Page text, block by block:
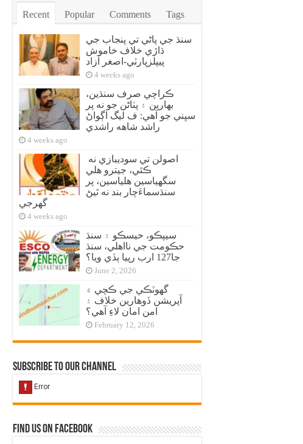
Recent Popular Comments Tags
سنڌ جي پاڻي تي پنجاب جي
ڌاڙي خلاف خاموش
پيپلزپارٽي-اصغر آزاد
4 weeks ago
ڪراچي صرف سنڌين،
بهارين ۽ پٺاڻن جو نه پر
سڀني جو آهي: ف ليگ اڳواڻ
راشد شاهه راشدي
4 weeks ago
ڪئي، جيترو هلي
سگهياسين هلياسين، پر
سنڌسماءَچار بند نه ٿيڻ
گهرجي
4 weeks ago
سيپڪو، حيسڪو ۽ سنڌ
حڪومت جي نااهلي، سنڌ
جا127 ارب رپيا ٻڏي ويا؟
June 2, 2026
گهوٽڪي جي ڪچي ۾
آپريشن ڏوهارين خلاف ۽
امن امان لاءِ آهي؟
February 12, 2026
Subscribe to our Channel
Find us on Facebook